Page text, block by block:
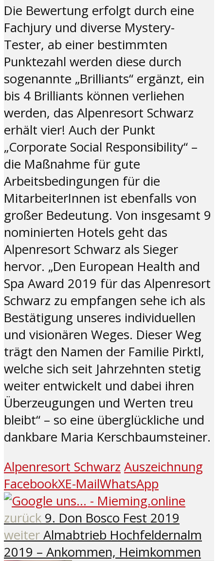
Die Bewertung erfolgt durch eine
Fachjury und diverse Mystery-
Tester, ab einer bestimmten
Punktezahl werden diese durch
sogenannte „Brilliants“ ergänzt, ein
bis 4 Brilliants können verliehen
werden, das Alpenresort Schwarz
erhält vier! Auch der Punkt
„Corporate Social Responsibility“ –
die Maßnahme für gute
Arbeitsbedingungen für die
MitarbeiterInnen ist ebenfalls von
großer Bedeutung. Von insgesamt 9
nominierten Hotels geht das
Alpenresort Schwarz als Sieger
hervor. „Den European Health and
Spa Award 2019 für das Alpenresort
Schwarz zu empfangen sehe ich als
Bestätigung unseres individuellen
und visionären Weges. Dieser Weg
trägt den Namen der Familie Pirktl,
welche sich seit Jahrzehnten stetig
weiter entwickelt und dabei ihren
Überzeugungen und Werten treu
bleibt“ – so eine überglückliche und
dankbare Maria Kerschbaumsteiner.
Alpenresort Schwarz Auszeichnung
FacebookXE-MailWhatsApp
zurück 9. Don Bosco Fest 2019
weiter Almabtrieb Hochfeldernalm
2019 – Ankommen, Heimkommen